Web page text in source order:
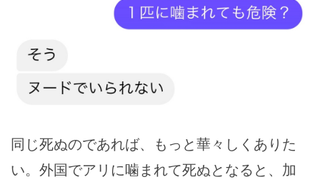
同じ死ぬのであれば、もっと華々しくありた
い。外国でアリに噛まれて死ぬとなると、加